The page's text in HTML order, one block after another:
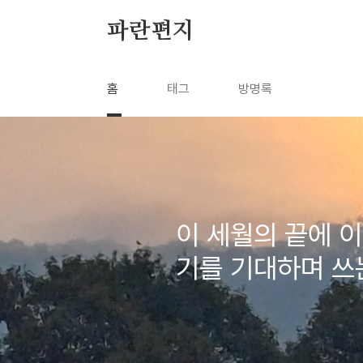
파란편지
홈 태그 방명록
이 세월의 끝에 이르면 하나의 이야기로 엮이
기를 기대하며 쓰